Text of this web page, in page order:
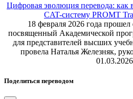
Цифровая эволюция перевода: как
CAT-систему PROMT
18 февраля 2026 года
посвященный Академической
для представителей высших
провела Наталья Железняк,
01.03.2026
Поделиться переводом